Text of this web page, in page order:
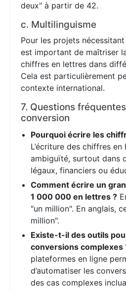
deux" à partir de 42.
c. Multilinguisme
Pour les projets
est important de maîtriser
chiffres en lettres dans
Cela est particulièrement
contexte international.
7. Questions
conversion
Pourquoi écrire les
L’écriture des chiffres
ambiguïté, surtout dans
légaux, financiers ou
Comment écrire un
1 000 000 en lettres ?
"un million". En anglais,
million".
Existe-t-il des outils
conversions complexes
plateformes en ligne
d’automatiser les
des cas complexes